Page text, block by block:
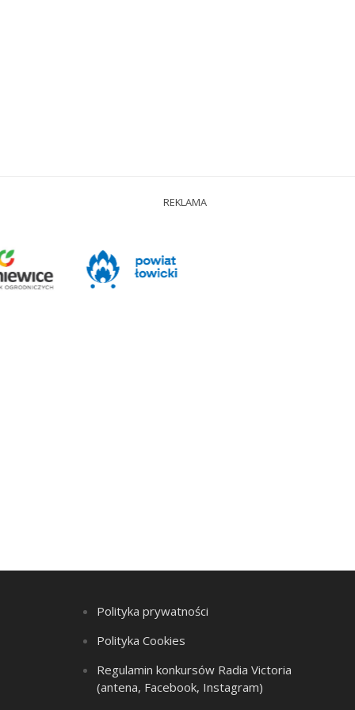
REKLAMA
Polityka prywatności
Polityka Cookies
Regulamin konkursów Radia Victoria
(antena, Facebook, Instagram)